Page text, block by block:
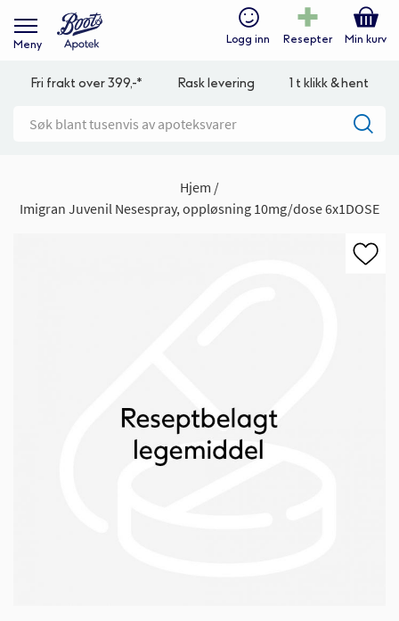
Meny Logg inn Resepter Min kurv
Fri frakt over 399,-* Rask levering 1 t klikk & hent
Hjem
Imigran Juvenil Nesespray, oppløsning 10mg/dose 6x1DOSE